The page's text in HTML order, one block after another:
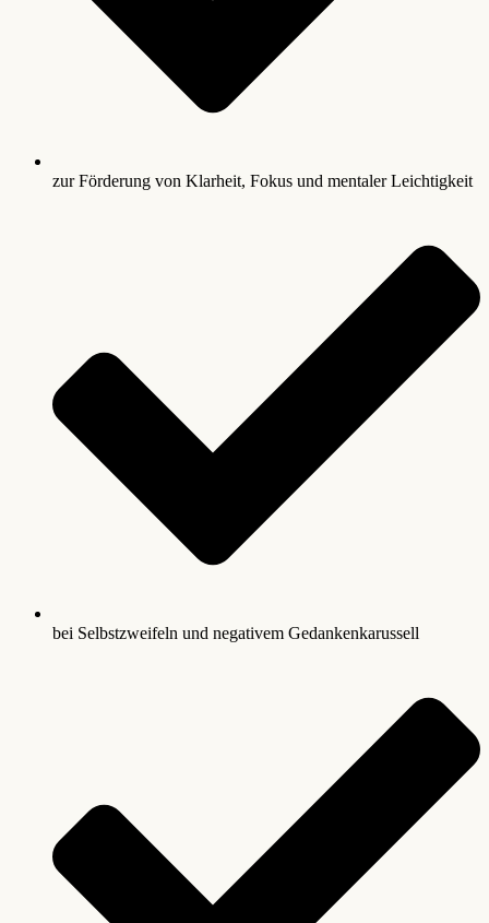
zur Förderung von Klarheit, Fokus und mentaler Leichtigkeit
bei Selbstzweifeln und negativem Gedankenkarussell